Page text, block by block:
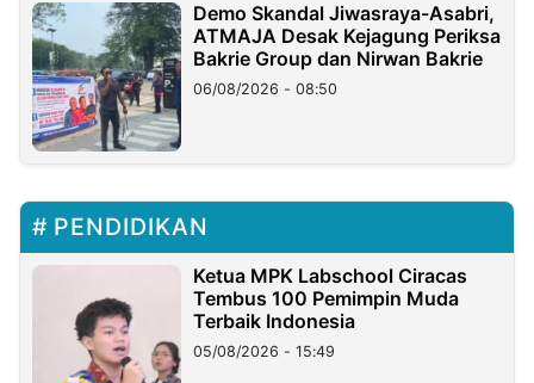
Demo Skandal Jiwasraya-Asabri,
ATMAJA Desak Kejagung Periksa
Bakrie Group dan Nirwan Bakrie
06/08/2026 - 08:50
PENDIDIKAN
Ketua MPK Labschool Ciracas
Tembus 100 Pemimpin Muda
Terbaik Indonesia
05/08/2026 - 15:49